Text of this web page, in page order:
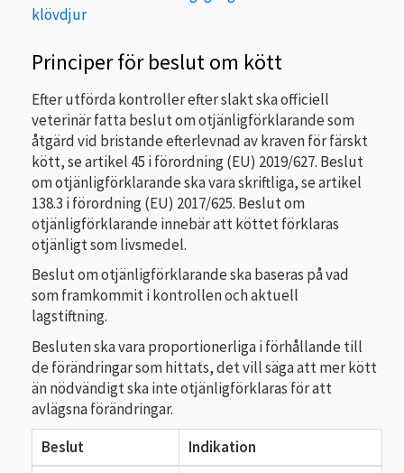
klövdjur
Principer för beslut om kött
Efter utförda kontroller efter slakt ska officiell
veterinär fatta beslut om otjänligförklarande som
åtgärd vid bristande efterlevnad av kraven för färskt
kött, se artikel 45 i förordning (EU) 2019/627. Beslut
om otjänligförklarande ska vara skriftliga, se artikel
138.3 i förordning (EU) 2017/625. Beslut om
otjänligförklarande innebär att köttet förklaras
otjänligt som livsmedel.
Beslut om otjänligförklarande ska baseras på vad
som framkommit i kontrollen och aktuell
lagstiftning.
Besluten ska vara proportionerliga i förhållande till
de förändringar som hittats, det vill säga att mer kött
än nödvändigt ska inte otjänligförklaras för att
avlägsna förändringar.
Beslut
Indikation